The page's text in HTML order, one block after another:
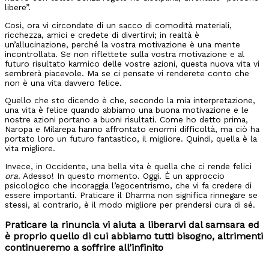
libere”.
Così, ora vi circondate di un sacco di comodità materiali,
ricchezza, amici e credete di divertirvi; in realtà è
un’allucinazione, perché la vostra motivazione è una mente
incontrollata. Se non riflettete sulla vostra motivazione e al
futuro risultato karmico delle vostre azioni, questa nuova vita vi
sembrerà piacevole. Ma se ci pensate vi renderete conto che
non è una vita davvero felice.
Quello che sto dicendo è che, secondo la mia interpretazione,
una vita è felice quando abbiamo una buona motivazione e le
nostre azioni portano a buoni risultati. Come ho detto prima,
Naropa e Milarepa hanno affrontato enormi difficoltà, ma ciò ha
portato loro un futuro fantastico, il migliore. Quindi, quella è la
vita migliore.
Invece, in Occidente, una bella vita è quella che ci rende felici
ora. Adesso! In questo momento. Oggi. È un approccio
psicologico che incoraggia l’egocentrismo, che vi fa credere di
essere importanti. Praticare il Dharma non significa rinnegare se
stessi, al contrario, è il modo migliore per prendersi cura di sé.
Praticare la rinuncia vi aiuta a liberarvi dal samsara ed
è proprio quello di cui abbiamo tutti bisogno, altrimenti
continueremo a soffrire all’infinito